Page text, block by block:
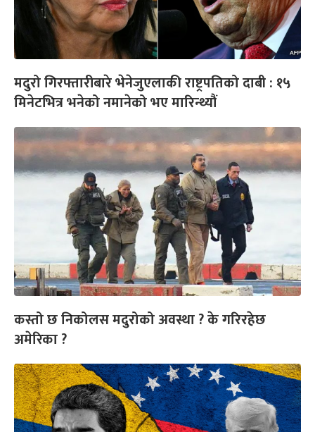
मदुरो गिरफ्तारीबारे भेनेजुएलाकी राष्ट्रपतिको दाबी : १५
मिनेटभित्र भनेको नमानेको भए मारिन्थ्यौं
कस्तो छ निकोलस मदुरोको अवस्था ? के गरिरहेछ
अमेरिका ?